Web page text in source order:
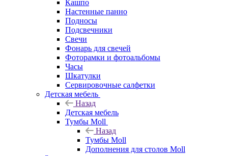
Кашпо
Настенные панно
Подносы
Подсвечники
Свечи
Фонарь для свечей
Фоторамки и фотоальбомы
Часы
Шкатулки
Сервировочные салфетки
Детская мебель
Назад
Детская мебель
Тумбы Moll
Назад
Тумбы Moll
Дополнения для столов Moll